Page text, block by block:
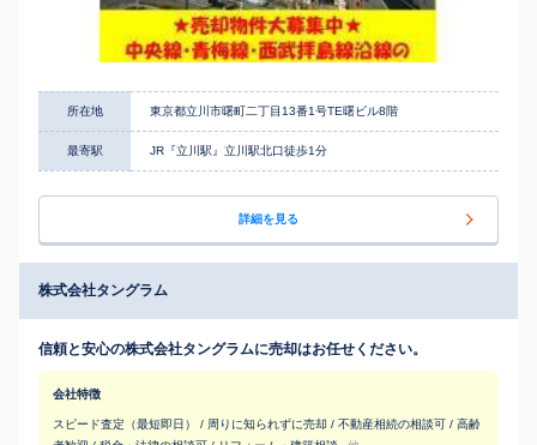
所在地 東京都立川市曙町二丁目13番1号TE曙ビル8階
最寄駅 JR『立川駅』立川駅北口徒歩1分
詳細を見る
株式会社タングラム
信頼と安心の株式会社タングラムに売却はお任せください。
会社特徴
スピード査定（最短即日） / 周りに知られずに売却 / 不動産相続の相談可 / 高齢